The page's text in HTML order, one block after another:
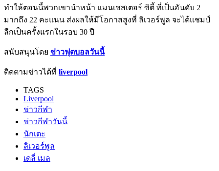
ทำให้ตอนนี้พวกเขานำหน้า แมนเชสเตอร์ ซิตี้ ที่เป็นอันดับ 2
มากถึง 22 คะแนน ส่งผลให้มีโอกาสสูงที่ ลิเวอร์พูล จะได้แชมป์
ลีกเป็นครั้งแรกในรอบ 30 ปี
สนับสนุนโดย ข่าวฟุตบอลวันนี้
ติดตามข่าวได้ที่ liverpool
TAGS
Liverpool
ข่าวกีฬา
ข่าวกีฬาวันนี้
นักเตะ
ลิเวอร์พูล
เดลี่ เมล